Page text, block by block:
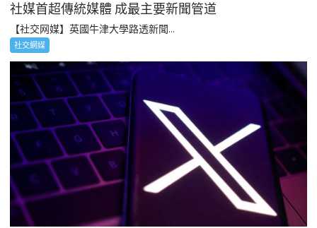
社媒首超傳統媒體 成最主要新聞管道
【社交网媒】英國牛津大學路透新聞...
社交網媒